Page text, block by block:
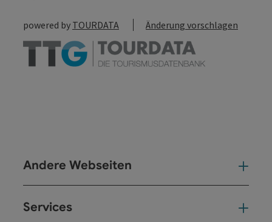
powered by TOURDATA Änderung vorschlagen
Andere Webseiten
Services